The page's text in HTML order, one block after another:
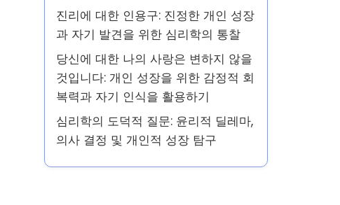
진리에 대한 인용구: 진정한 개인 성장
과 자기 발견을 위한 심리학의 통찰
당신에 대한 나의 사랑은 변하지 않을
것입니다: 개인 성장을 위한 감정적 회
복력과 자기 인식을 활용하기
심리학의 도덕적 질문: 윤리적 딜레마,
의사 결정 및 개인적 성장 탐구